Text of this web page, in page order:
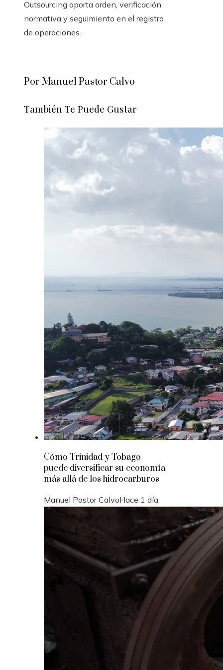
Outsourcing aporta orden, verificación
normativa y seguimiento en el registro
de operaciones.
Por Manuel Pastor Calvo
También Te Puede Gustar
Cómo Trinidad y Tobago
puede diversificar su economía
más allá de los hidrocarburos
Manuel Pastor CalvoHace 1 día